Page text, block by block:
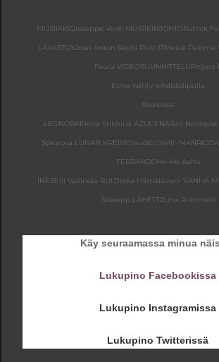
MUSIIKKIGiuseppe Verdi MUSIIKINJOHTOPatrick
LAVASTUSJoan Anton Rechi PUVUTMercè Paloma
Faura VIDEOSUUNNITTELUProject
Esitys nähty lehdistölipulla
Rooleissa:
LEONORAElena Stikhina AZUCENASari Nordqvist
Sýkorová LUNAN KREIVIClaudio Otelli MANRICO
FERRANDOHeikki Aalto
INESElli Vallinoja RUIZIlkka Hämäläinen VANHA
Soasepp LÄHETTIJuha Riihimäki
Käy seuraamassa minua
Lukupino Facebookissa
Lukupino Instagramissa
Lukupino Twitterissä